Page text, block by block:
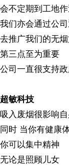
会不定期到工地
我们亦会通过公
去推广我们的无
第三点至为重要
公司一直很支持
超敏科技
吸入废烟很影响
同时 当你有健康
你可以集中精神
无论是照顾儿女